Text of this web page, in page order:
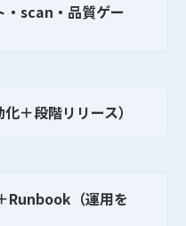
・scan・品質ゲー
＋段階リリース）
Runbook（運用を